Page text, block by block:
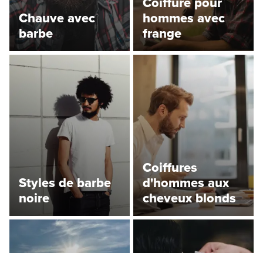
Chauve avec
barbe
hommes avec
frange
Styles de barbe
noire
Coiffures
d'hommes aux
cheveux blonds